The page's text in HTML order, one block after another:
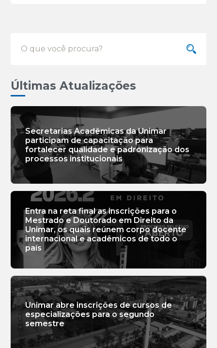
Últimas Atualizações
Secretarias Acadêmicas da Unimar
participam de capacitação para
fortalecer qualidade e padronização dos
processos institucionais
Entra na reta final as inscrições para o
Mestrado e Doutorado em Direito da
Unimar, os quais reúnem corpo docente
internacional e acadêmicos de todo o
país
Unimar abre inscrições de cursos de
especializações para o segundo
semestre